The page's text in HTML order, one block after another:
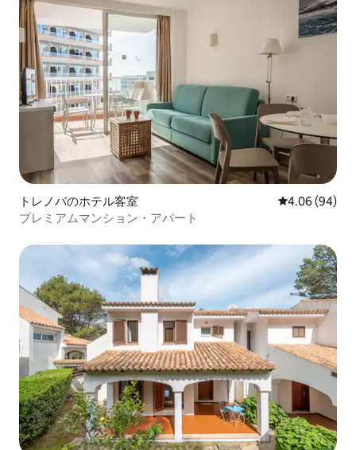
トレノバのホテル客室 レビュー94件
4.06 (94)
プレミアムマンション・アパート